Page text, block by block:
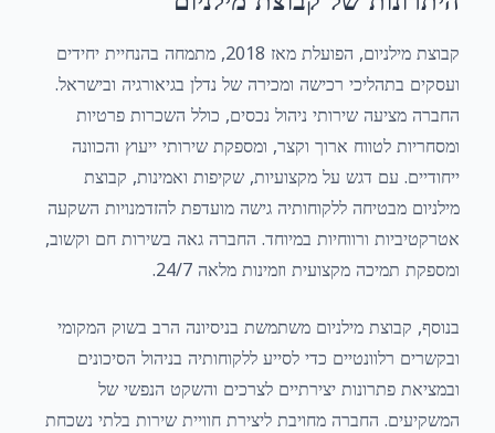
קבוצת מילניום, הפועלת מאז 2018, מתמחה בהנחיית יחידים
ועסקים בתהליכי רכישה ומכירה של נדלן בגיאורגיה ובישראל.
החברה מציעה שירותי ניהול נכסים, כולל השכרות פרטיות
ומסחריות לטווח ארוך וקצר, ומספקת שירותי ייעוץ והכוונה
ייחודיים. עם דגש על מקצועיות, שקיפות ואמינות, קבוצת
מילניום מבטיחה ללקוחותיה גישה מועדפת להזדמנויות השקעה
אטרקטיביות ורווחיות במיוחד. החברה גאה בשירות חם וקשוב,
ומספקת תמיכה מקצועית וזמינות מלאה 24/7.
בנוסף, קבוצת מילניום משתמשת בניסיונה הרב בשוק המקומי
ובקשרים רלוונטיים כדי לסייע ללקוחותיה בניהול הסיכונים
ובמציאת פתרונות יצירתיים לצרכים והשקט הנפשי של
המשקיעים. החברה מחויבת ליצירת חוויית שירות בלתי נשכחת